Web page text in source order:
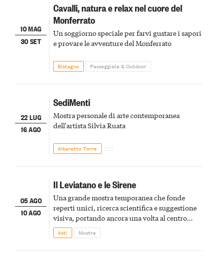
10 MAG
30 SET
Cavalli, natura e relax nel cuore del
Monferrato
Un soggiorno speciale per farvi gustare i sapori
e provare le avventure del Monferrato
Bistagno Passeggiate & Outdoor
22 LUG
16 AGO
SediMenti
Mostra personale di arte contemporanea
dell'artista Silvia Ruata
Albaretto Torre
05 AGO
10 AGO
Il Leviatano e le Sirene
Una grande mostra temporanea che fonde
reperti unici, ricerca scientifica e suggestione
visiva, portando ancora una volta al centro
della scena le meraviglie del passato astigiano
Asti Mostre